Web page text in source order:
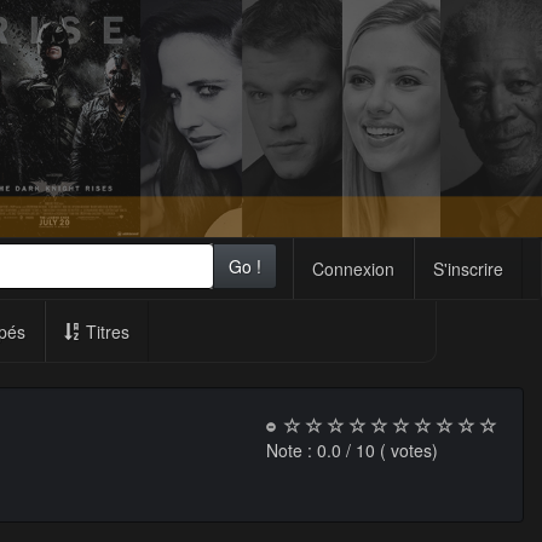
Connexion S'inscrire
Go !
Titres
Note : 0.0 / 10 ( votes)